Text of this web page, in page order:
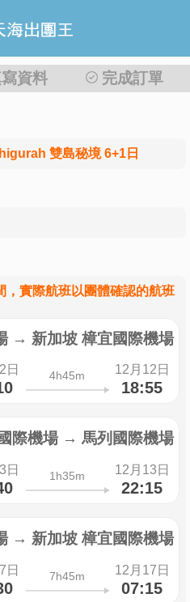
資料 完成訂單
雙島秘境 6+1日
，實際航班以團體確認的航班
→ 新加坡 樟宜國際機場
日 4h45m 12月12日
18:55
際機場 → 馬列國際機場
日 1h35m 12月13日
22:15
→ 新加坡 樟宜國際機場
日 7h45m 12月17日
07:15